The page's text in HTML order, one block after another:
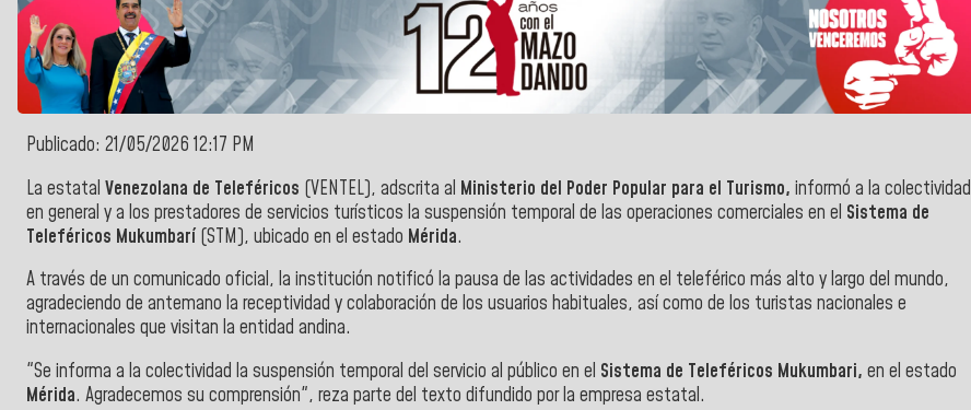
Publicado: 21/05/2026 12:17 PM
La estatal Venezolana de Teleféricos (VENTEL), adscrita al Ministerio del Poder Popular para el Turismo, informó a la colectividad
en general y a los prestadores de servicios turísticos la suspensión temporal de las operaciones comerciales en el Sistema de
Teleféricos Mukumbarí (STM), ubicado en el estado Mérida.
A través de un comunicado oficial, la institución notificó la pausa de las actividades en el teleférico más alto y largo del mundo,
agradeciendo de antemano la receptividad y colaboración de los usuarios habituales, así como de los turistas nacionales e
internacionales que visitan la entidad andina.
"Se informa a la colectividad la suspensión temporal del servicio al público en el Sistema de Teleféricos Mukumbari, en el estado
Mérida. Agradecemos su comprensión", reza parte del texto difundido por la empresa estatal.